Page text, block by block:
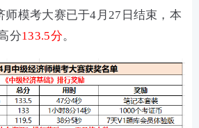
师模考大赛已于4月27日结束，本
分133.5分。